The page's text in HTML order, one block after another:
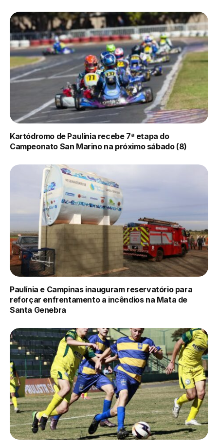
Kartódromo de Paulínia recebe 7ª etapa do
Campeonato San Marino na próximo sábado (8)
Paulínia e Campinas inauguram reservatório para
reforçar enfrentamento a incêndios na Mata de
Santa Genebra